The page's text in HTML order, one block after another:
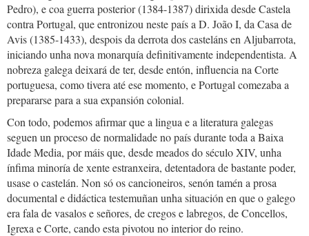
Pedro), e coa guerra posterior (1384-1387) dirixida desde Castela
contra Portugal, que entronizou neste país a D. João I, da Casa de
Avis (1385-1433), despois da derrota dos casteláns en Aljubarrota,
iniciando unha nova monarquía definitivamente independentista. A
nobreza galega deixará de ter, desde entón, influencia na Corte
portuguesa, como tivera até ese momento, e Portugal comezaba a
prepararse para a sua expansión colonial.
Con todo, podemos afirmar que a lingua e a literatura galegas
seguen un proceso de normalidade no país durante toda a Baixa
Idade Media, por máis que, desde meados do século XIV, unha
ínfima minoría de xente estranxeira, detentadora de bastante poder,
usase o castelán. Non só os cancioneiros, senón tamén a prosa
documental e didáctica testemuñan unha situación en que o galego
era fala de vasalos e señores, de cregos e labregos, de Concellos,
Igrexa e Corte, cando esta pivotou no interior do reino.